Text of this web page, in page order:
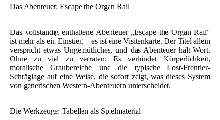
Das Abenteuer: Escape the Organ Rail
Das vollständig enthaltene Abenteuer „Escape the Organ Rail"
ist mehr als ein Einstieg – es ist eine Visitenkarte. Der Titel allein
verspricht etwas Ungemütliches, und das Abenteuer hält Wort.
Ohne zu viel zu verraten: Es verbindet Körperlichkeit,
moralische Graubereiche und die typische Lost-Frontier-
Schräglage auf eine Weise, die sofort zeigt, was dieses System
von generischen Western-Abenteuern unterscheidet.
Die Werkzeuge: Tabellen als Spielmaterial